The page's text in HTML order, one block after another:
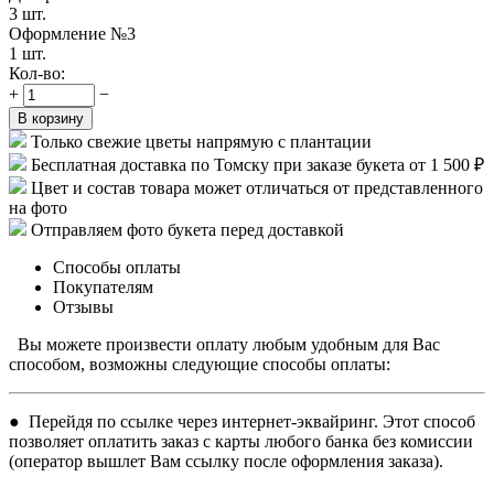
3 шт.
Оформление №3
1 шт.
Кол-во:
+
−
В корзину
Только свежие цветы напрямую с плантации
Бесплатная доставка по Томску при заказе букета от 1 500 ₽
Цвет и состав товара может отличаться от представленного
на фото
Отправляем фото букета перед доставкой
Способы оплаты
Покупателям
Отзывы
Вы можете произвести оплату любым удобным для Вас
способом, возможны следующие способы оплаты:
● Перейдя по ссылке через интернет-эквайринг. Этот способ
позволяет оплатить заказ с карты любого банка без комиссии
(оператор вышлет Вам ссылку после оформления заказа).